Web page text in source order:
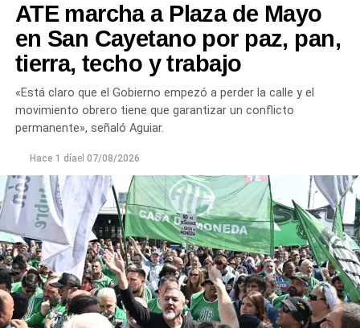
ATE marcha a Plaza de Mayo
en San Cayetano por paz, pan,
tierra, techo y trabajo
«Está claro que el Gobierno empezó a perder la calle y el
movimiento obrero tiene que garantizar un conflicto
permanente», señaló Aguiar.
Hace 1 díael 07/08/2026